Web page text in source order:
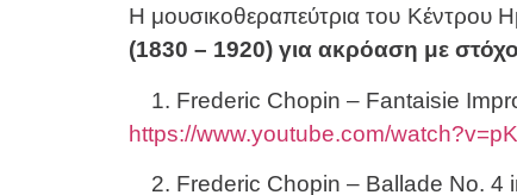
Η μουσικοθεραπεύτρια του
(1830 – 1920) για ακρόαση με
Frederic Chopin – Fantaisie
https://www.youtube.com/
Frederic Chopin – Ballade No. 4